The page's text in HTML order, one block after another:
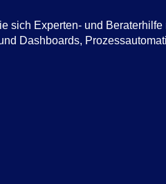
sich Experten- und
Dashboards,